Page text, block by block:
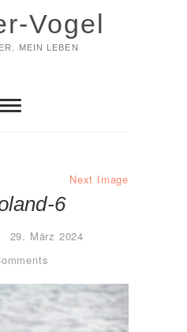
Vogel
MEIN LEBEN
Next Image
6
29. März 2024